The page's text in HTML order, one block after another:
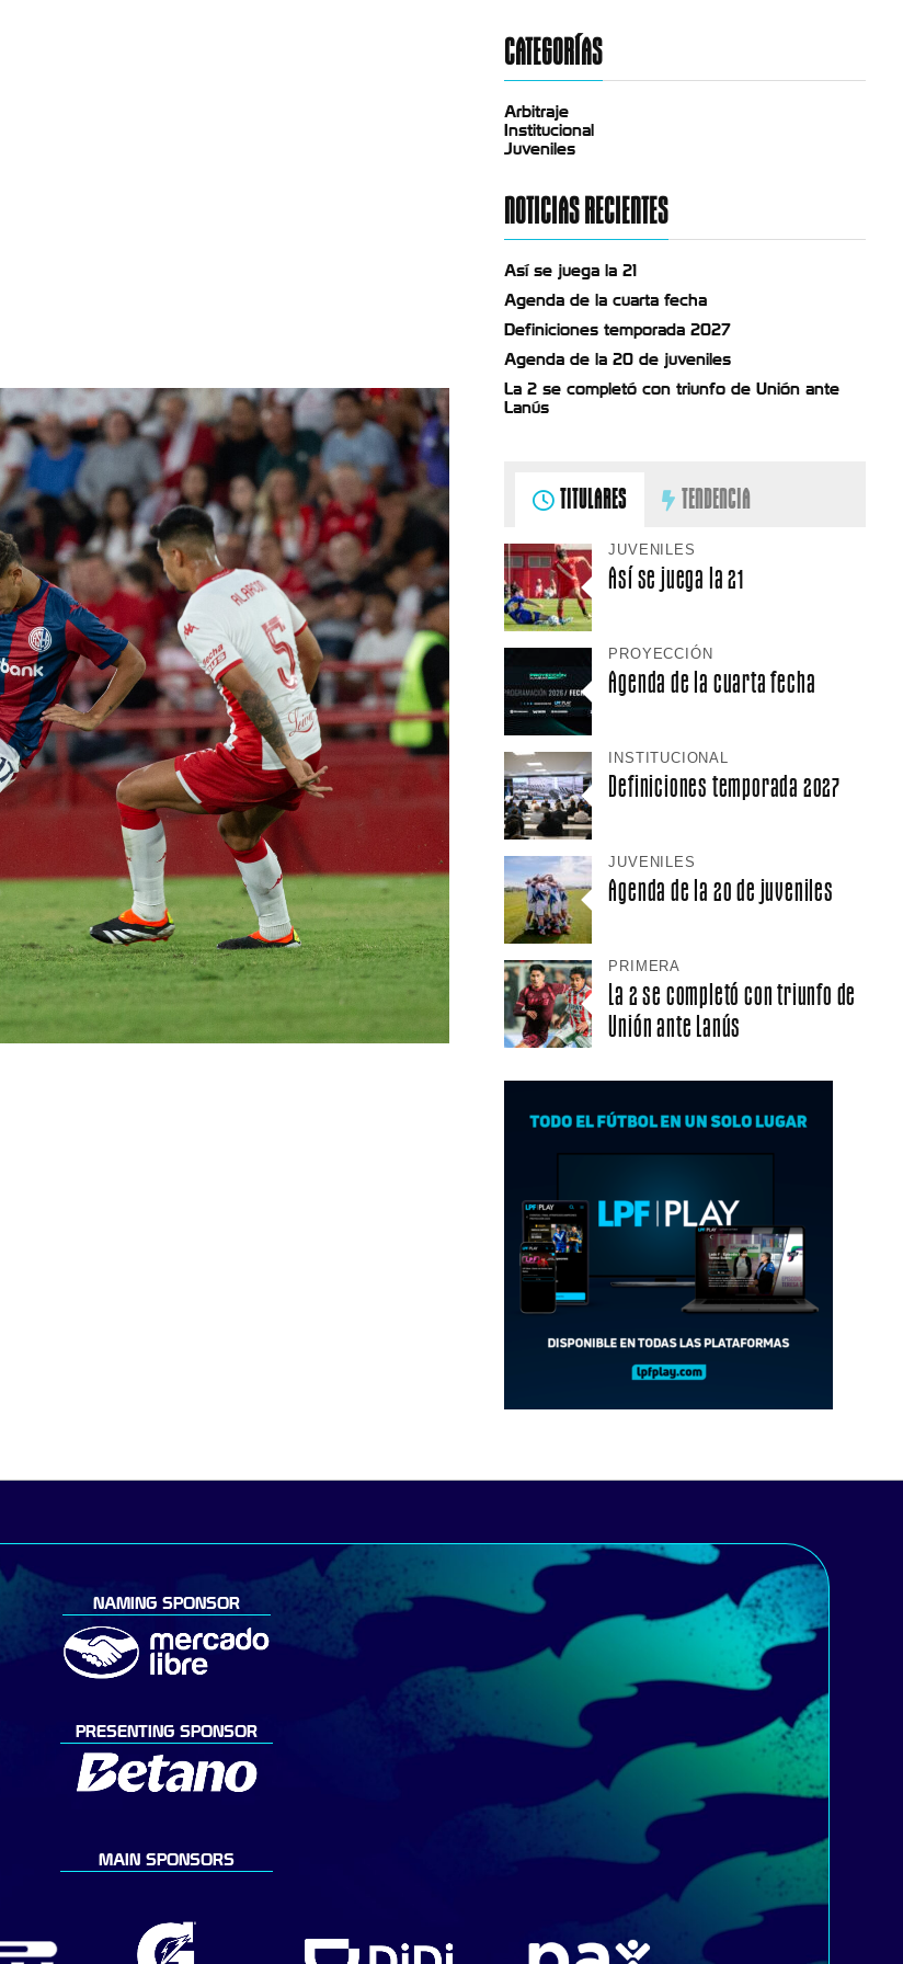
CATEGORÍAS
Arbitraje
Institucional
Juveniles
NOTICIAS RECIENTES
Así se juega la 21
Agenda de la cuarta fecha
Definiciones temporada 2027
Agenda de la 20 de juveniles
La 2 se completó con triunfo de Unión ante
Lanús
TITULARES TENDENCIA
JUVENILES
Así se juega la 21
PROYECCIÓN
Agenda de la cuarta fecha
INSTITUCIONAL
Definiciones temporada 2027
JUVENILES
Agenda de la 20 de juveniles
PRIMERA
La 2 se completó con triunfo de
Unión ante Lanús
NAMING SPONSOR
PRESENTING SPONSOR
MAIN SPONSORS